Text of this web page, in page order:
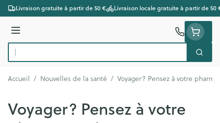
Aller au contenu
Livraison gratuite à partir de 50 € Livraison locale gratuite à partir de 50
Menu
Rechercher
Accueil / Nouvelles de la santé / Voyager? Pensez à votre
Voyager? Pensez à votre